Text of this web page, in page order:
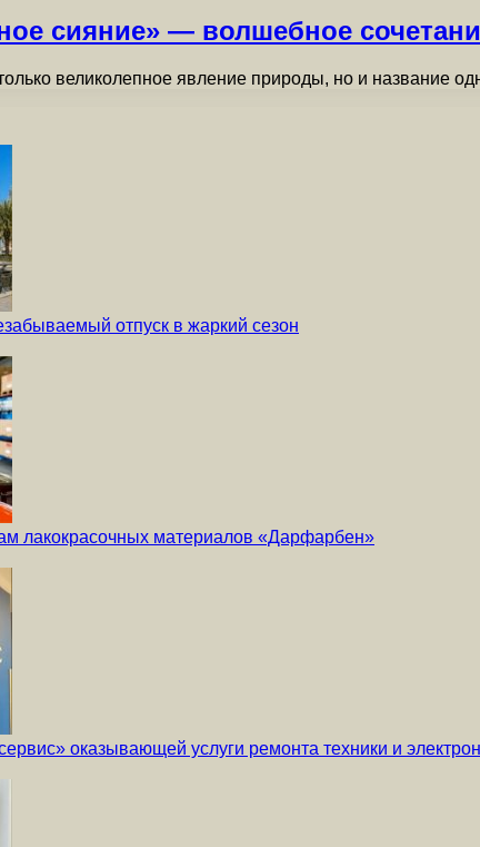
сияние» — волшебное
великолепное явление природы, но и название
отпуск в жаркий сезон
лакокрасочных материалов «Дарфарбен»
оказывающей услуги ремонта техники и